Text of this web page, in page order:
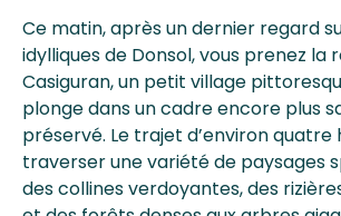
Ce matin, après un dernier regard
idylliques de Donsol, vous prenez la
Casiguran, un petit village
plonge dans un cadre encore plus
préservé. Le trajet d’environ quatre
traverser une variété de paysages
des collines verdoyantes, des